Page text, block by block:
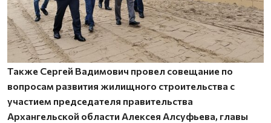
Также Сергей Вадимович провел совещание по
вопросам развития жилищного строительства с
участием председателя правительства
Архангельской области Алексея Алсуфьева, главы